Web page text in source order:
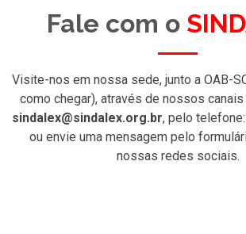
Fale com o
Visite-nos em nossa sede, junto a OAB-
como chegar), através de nossos
sindalex@sindalex.org.br, pelo telefone:
ou envie uma mensagem pelo
nossas redes sociais.